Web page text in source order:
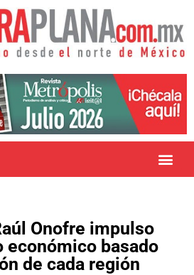
Onofre impulso
económico basado
de cada región